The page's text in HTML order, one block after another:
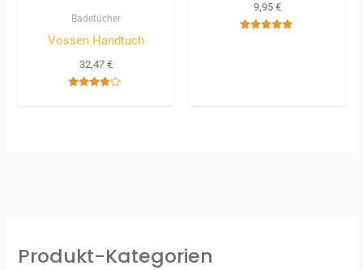
Badetücher
Vossen Handtuch
32,47 €
9,95 €
Produkt-Kategorien